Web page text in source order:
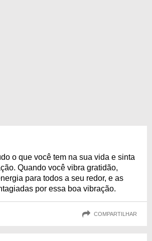
o que você tem na sua vida e sinta
Quando você vibra gratidão,
para todos a seu redor, e as
por essa boa vibração.
COMPARTILHAR